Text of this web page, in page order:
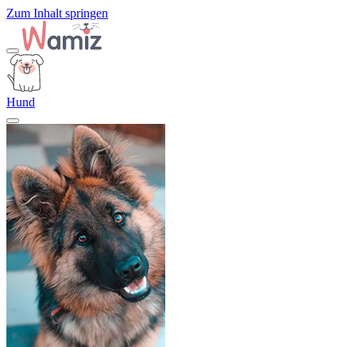
Zum Inhalt springen
Hund